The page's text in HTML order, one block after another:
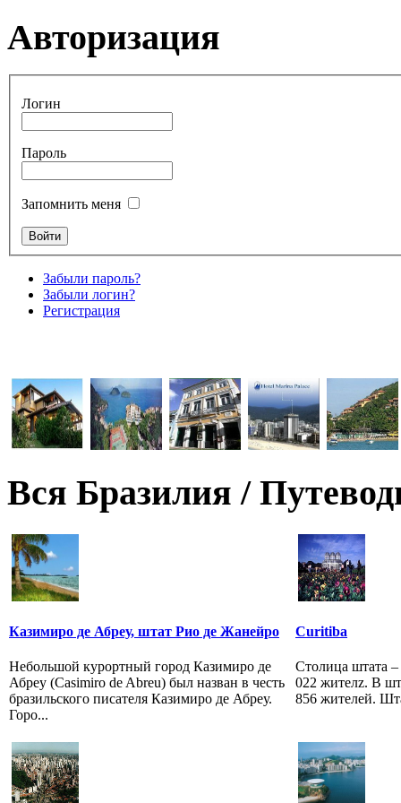
Авторизация
Логин
Пароль
Запомнить меня
Забыли пароль?
Забыли логин?
Регистрация
Вся Бразилия /
Казимиро де Абреу, штат Рио де Жанейро
Небольшой курортный город Казимиро де
Абреу (Casimiro de Abreu) был назван в честь
бразильского писателя Казимиро де Абреу.
Горо...
Curitiba
Столица штата
022 жителz. В
856 жителей.